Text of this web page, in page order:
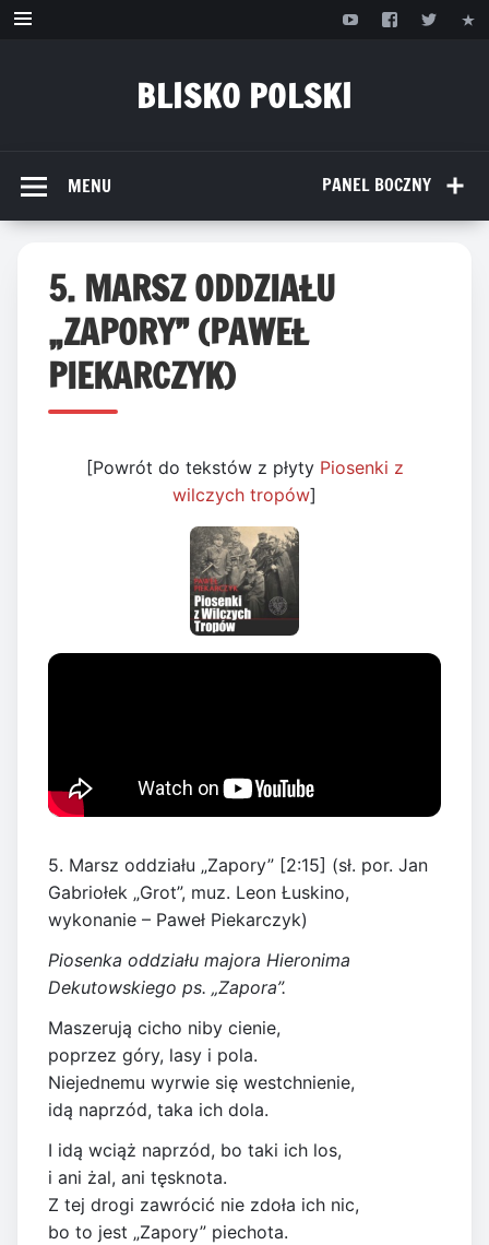
Przejdź
BLISKO POLSKI
PANEL BOCZNY
MENU
5. MARSZ ODDZIAŁU
„ZAPORY” (PAWEŁ
PIEKARCZYK)
[Powrót do tekstów z płyty Piosenki z
wilczych tropów]
5. Marsz oddziału „Zapory” [2:15] (sł. por. Jan
Gabriołek „Grot”, muz. Leon Łuskino,
wykonanie – Paweł Piekarczyk)
Piosenka oddziału majora Hieronima
Dekutowskiego ps. „Zapora”.
Maszerują cicho niby cienie,
poprzez góry, lasy i pola.
Niejednemu wyrwie się westchnienie,
idą naprzód, taka ich dola.
I idą wciąż naprzód, bo taki ich los,
i ani żal, ani tęsknota.
Z tej drogi zawrócić nie zdoła ich nic,
bo to jest „Zapory” piechota.